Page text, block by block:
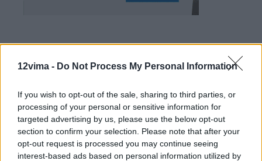
12vima - Do Not Process My Personal Information
If you wish to opt-out of the sale, sharing to third parties, or
processing of your personal or sensitive information for
targeted advertising by us, please use the below opt-out
section to confirm your selection. Please note that after your
opt-out request is processed you may continue seeing
interest-based ads based on personal information utilized by